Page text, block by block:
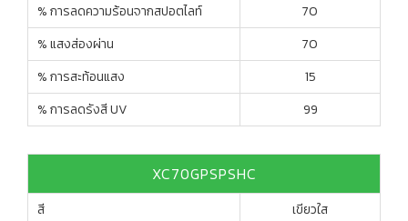
% การลดความร้อนจากสปอตไลท์
70
% แสงส่องผ่าน
70
% การสะท้อนแสง
15
% การลดรังสี UV
99
XC70GPSPSHC
สี
เขียวใส